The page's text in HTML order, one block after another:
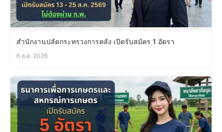
สำนักงานปลัดกระทรวงการคลัง เปิดรับสมัคร 1 อัตรา
6 ส.ค. 2026